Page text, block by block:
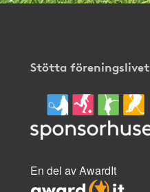
Stötta föreningslivet
En del av AwardIt